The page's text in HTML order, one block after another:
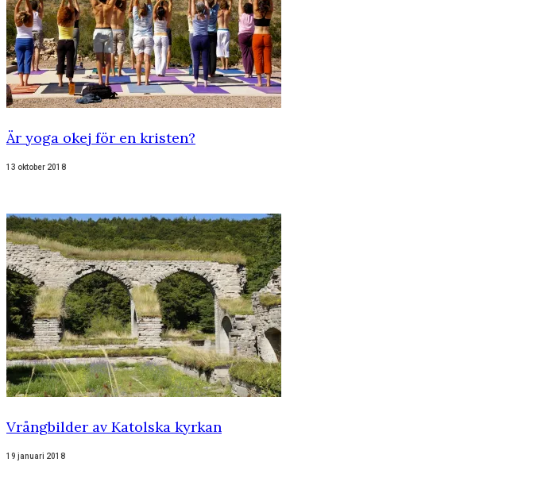
Är yoga okej för en kristen?
13 oktober 2018
Vrångbilder av Katolska kyrkan
19 januari 2018